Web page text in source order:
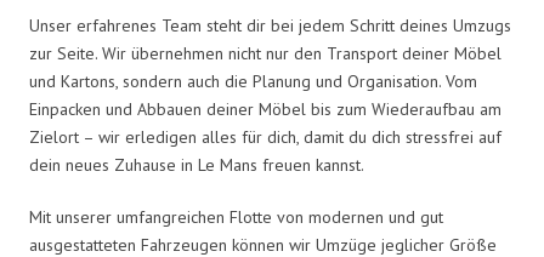
Unser erfahrenes Team steht dir bei jedem Schritt deines Umzugs
zur Seite. Wir übernehmen nicht nur den Transport deiner Möbel
und Kartons, sondern auch die Planung und Organisation. Vom
Einpacken und Abbauen deiner Möbel bis zum Wiederaufbau am
Zielort – wir erledigen alles für dich, damit du dich stressfrei auf
dein neues Zuhause in Le Mans freuen kannst.
Mit unserer umfangreichen Flotte von modernen und gut
ausgestatteten Fahrzeugen können wir Umzüge jeglicher Größe